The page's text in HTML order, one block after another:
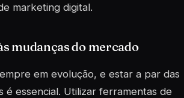
marketing digital.
mudanças do mercado
em evolução, e estar a par das
é essencial. Utilizar ferramentas de